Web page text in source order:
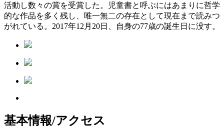
活動し数々の賞を受賞した。児童書と呼ぶにはあまりに哲学
的な作品を多く残し、唯一無二の存在として現在まで読みつ
がれている。2017年12月20日、自身の77歳の誕生日に没す。
基本情報/アクセス